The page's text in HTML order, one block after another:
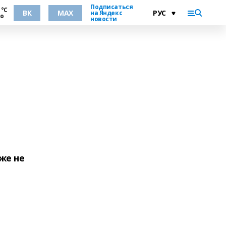
ВК MAX
Подписаться
на Яндекс
новости
не